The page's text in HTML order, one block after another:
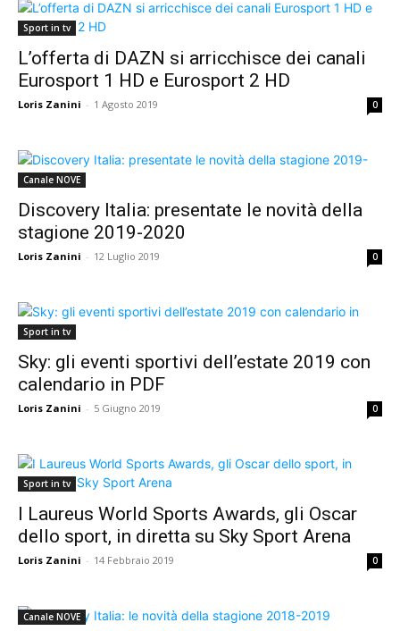
Sport in tv
L’offerta di DAZN si arricchisce dei canali
Eurosport 1 HD e Eurosport 2 HD
Loris Zanini - 1 Agosto 2019 0
Canale NOVE
Discovery Italia: presentate le novità della
stagione 2019-2020
Loris Zanini - 12 Luglio 2019 0
Sport in tv
Sky: gli eventi sportivi dell’estate 2019 con
calendario in PDF
Loris Zanini - 5 Giugno 2019 0
Sport in tv
I Laureus World Sports Awards, gli Oscar
dello sport, in diretta su Sky Sport Arena
Loris Zanini - 14 Febbraio 2019 0
Canale NOVE